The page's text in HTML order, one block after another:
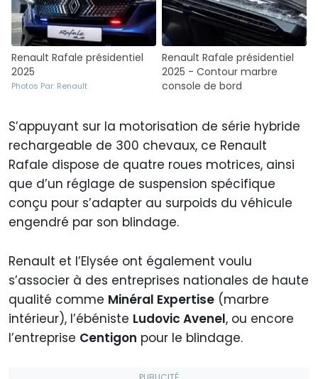
Renault Rafale présidentiel
2025
Photos Par: Renault
Renault Rafale présidentiel
2025 - Contour marbre
console de bord
S’appuyant sur la motorisation de série hybride
rechargeable de 300 chevaux, ce Renault
Rafale dispose de quatre roues motrices, ainsi
que d’un réglage de suspension spécifique
conçu pour s’adapter au surpoids du véhicule
engendré par son blindage.
Renault et l’Elysée ont également voulu
s’associer à des entreprises nationales de haute
qualité comme Minéral Expertise (marbre
intérieur), l’ébéniste Ludovic Avenel, ou encore
l’entreprise Centigon pour le blindage.